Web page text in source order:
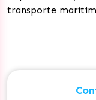
transporte